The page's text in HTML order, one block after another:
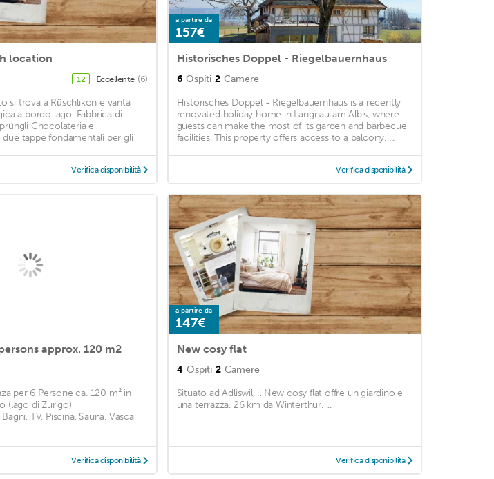
location
12 Eccellente (6)
si trova a Rüschlikon e vanta
a bordo lago. Fabbrica di
Chocolateria e
due tappe fondamentali per gli
Verifica disponibilità
a partire da
157€
Historisches Doppel - Riegelbauernhaus
6 Ospiti 2 Camere
Historisches Doppel - Riegelbauernhaus is a recently
renovated holiday home in Langnau am Albis, where
guests can make the most of its garden and barbecue
facilities. This property offers access to a balcony, ...
Verifica disponibilità
approx. 120 m2
per 6 Persone ca. 120 m² in
(lago di Zurigo)
TV, Piscina, Sauna, Vasca
Verifica disponibilità
a partire da
147€
New cosy flat
4 Ospiti 2 Camere
Situato ad Adliswil, il New cosy flat offre un giardino e
una terrazza. 26 km da Winterthur. ...
Verifica disponibilità